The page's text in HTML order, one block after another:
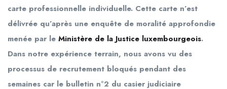
carte professionnelle individuelle. Cette carte n’est
délivrée qu’après une enquête de moralité approfondie
menée par le Ministère de la Justice luxembourgeois.
Dans notre expérience terrain, nous avons vu des
processus de recrutement bloqués pendant des
semaines car le bulletin n°2 du casier judiciaire